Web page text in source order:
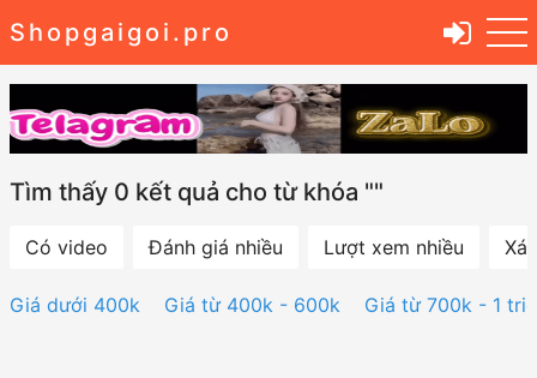
Shopgaigoi.pro
Tìm thấy 0 kết quả cho từ khóa ""
Có video Đánh giá nhiều Lượt xem nhiều
Giá dưới 400k Giá từ 400k - 600k Giá từ 700k - 1